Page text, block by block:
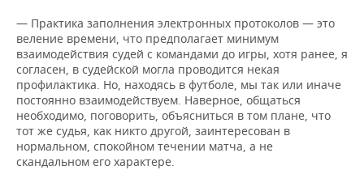
— Практика заполнения электронных протоколов — это
веление времени, что предполагает минимум
взаимодействия судей с командами до игры, хотя ранее, я
согласен, в судейской могла проводится некая
профилактика. Но, находясь в футболе, мы так или иначе
постоянно взаимодействуем. Наверное, общаться
необходимо, поговорить, объясниться в том плане, что
тот же судья, как никто другой, заинтересован в
нормальном, спокойном течении матча, а не
скандальном его характере.